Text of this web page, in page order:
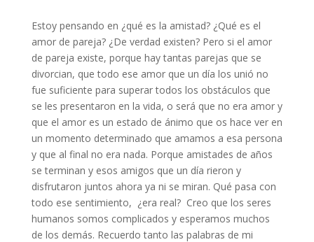
Estoy pensando en ¿qué es la amistad? ¿Qué es el
amor de pareja? ¿De verdad existen? Pero si el amor
de pareja existe, porque hay tantas parejas que se
divorcian, que todo ese amor que un día los unió no
fue suficiente para superar todos los obstáculos que
se les presentaron en la vida, o será que no era amor y
que el amor es un estado de ánimo que os hace ver en
un momento determinado que amamos a esa persona
y que al final no era nada. Porque amistades de años
se terminan y esos amigos que un día rieron y
disfrutaron juntos ahora ya ni se miran. Qué pasa con
todo ese sentimiento, ¿era real? Creo que los seres
humanos somos complicados y esperamos muchos
de los demás. Recuerdo tanto las palabras de mi